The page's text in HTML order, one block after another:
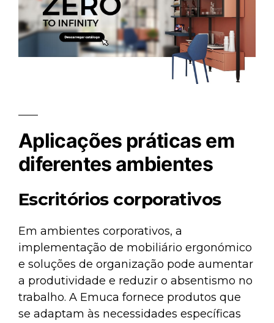
Aplicações práticas em
diferentes ambientes
Escritórios corporativos
Em ambientes corporativos, a
implementação de mobiliário ergonómico
e soluções de organização pode aumentar
a produtividade e reduzir o absentismo no
trabalho. A Emuca fornece produtos que
se adaptam às necessidades específicas